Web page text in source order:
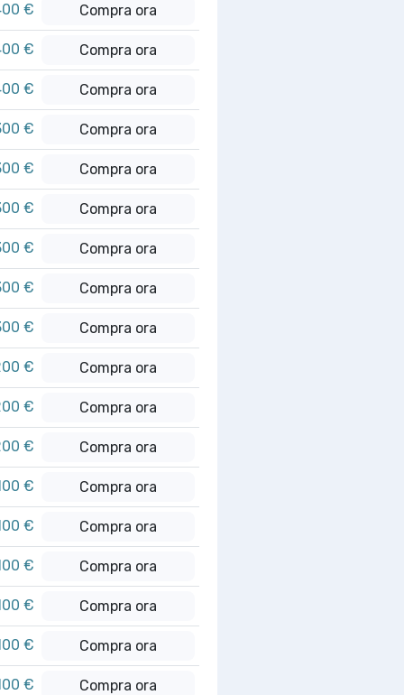
€ Compra ora
€ Compra ora
€ Compra ora
€ Compra ora
€ Compra ora
€ Compra ora
€ Compra ora
€ Compra ora
€ Compra ora
€ Compra ora
€ Compra ora
€ Compra ora
€ Compra ora
€ Compra ora
€ Compra ora
€ Compra ora
€ Compra ora
€ Compra ora